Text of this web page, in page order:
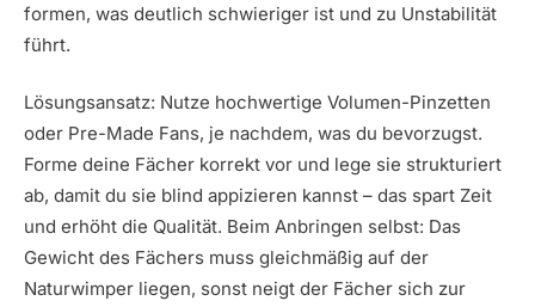
formen, was deutlich schwieriger ist und zu Unstabilität
führt.
Lösungsansatz: Nutze hochwertige Volumen-Pinzetten
oder Pre-Made Fans, je nachdem, was du bevorzugst.
Forme deine Fächer korrekt vor und lege sie strukturiert
ab, damit du sie blind appizieren kannst – das spart Zeit
und erhöht die Qualität. Beim Anbringen selbst: Das
Gewicht des Fächers muss gleichmäßig auf der
Naturwimper liegen, sonst neigt der Fächer sich zur